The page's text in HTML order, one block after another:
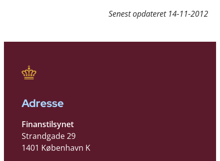
Senest opdateret 14-11-2012
Adresse
Finanstilsynet
Strandgade 29
1401 København K